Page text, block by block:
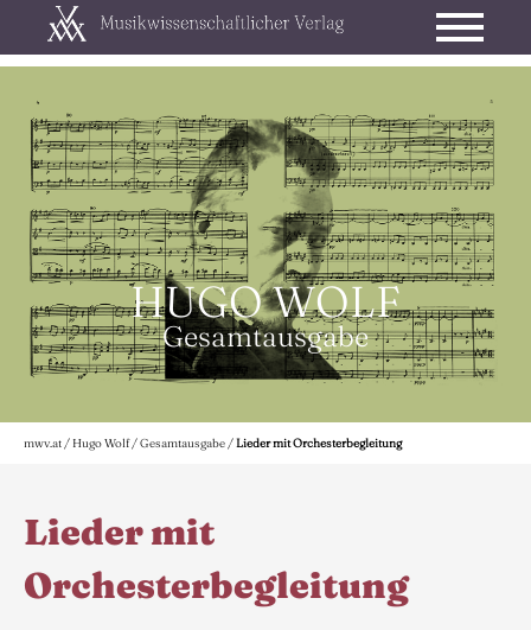
HUGO WOLF
Gesamtausgabe
mwv.at /Hugo Wolf/Gesamtausgabe /Lieder mit Orchesterbegleitung
Lieder mit
Orchesterbegleitung